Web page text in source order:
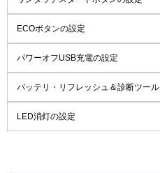
ECOボタンの設定
パワーオフUSB充電の設定
バッテリ・リフレッシュ＆診断ツール
LED消灯の設定